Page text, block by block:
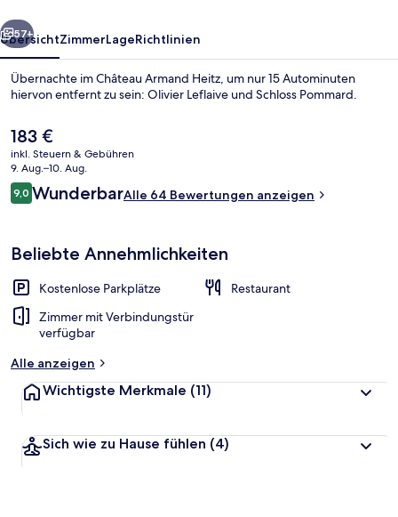
Weiter
57+
ÜbersichtZimmerLageRichtlinien
Übernachte im Château Armand Heitz, um nur 15 Autominuten
hiervon entfernt zu sein: Olivier Leflaive und Schloss Pommard.
Der
aktuelle
Preis
beträgt
183 €.
183 €
inkl. Steuern & Gebühren
9. Aug.–10. Aug.
Bewertungen
9,09,0 von 10.
WunderbarAlle 64 Bewertungen anzeigen
Beliebte Annehmlichkeiten
Kostenlose Parkplätze
Restaurant
Zimmer mit Verbindungstür
verfügbar
Alle anzeigen
Wichtigste Merkmale (11)
Sich wie zu Hause fühlen (4)